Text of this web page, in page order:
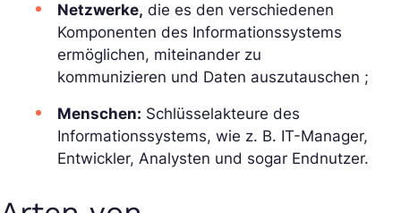
Netzwerke, die es den verschiedenen
Komponenten des Informationssystems
ermöglichen, miteinander zu
kommunizieren und Daten auszutauschen ;
Menschen: Schlüsselakteure des
Informationssystems, wie z. B. IT-Manager,
Entwickler, Analysten und sogar Endnutzer.